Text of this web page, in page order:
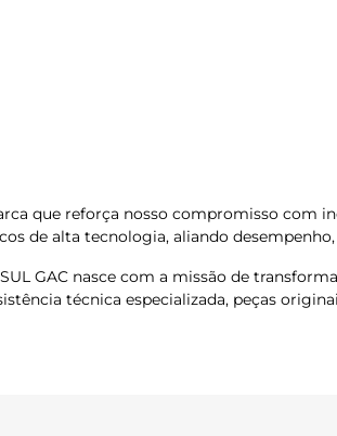
que reforça nosso compromisso com
de alta tecnologia, aliando
GAC nasce com a missão de
técnica especializada, peças